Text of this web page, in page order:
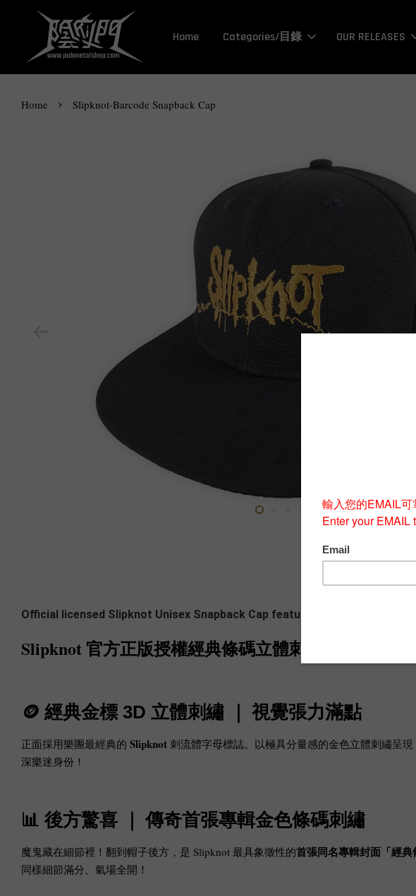
Home Categories/目錄 OUR RELEASES
Home › Slipknot-Barcode Snapback Cap
Official licensed Slipknot Unisex Snapback Cap featuring the 'Barcode'
Slipknot 官方正版授權經典條碼立體刺繡平沿帽
🪙 經典金標 3D 立體刺繡 ｜ 視覺張力滿點
正面採用樂團最經典的 Slipknot 刺流體字母標誌。以極具分量感的金色立體刺繡呈
深樂迷身份！
📊 後方驚喜 ｜ 傳奇首張專輯金色條碼刺繡
魔鬼藏在細節裡！翻到帽子後方，是 Slipknot 最具象徵性的首張同名專輯封面「經
同樣細節滿分、氣場全開！